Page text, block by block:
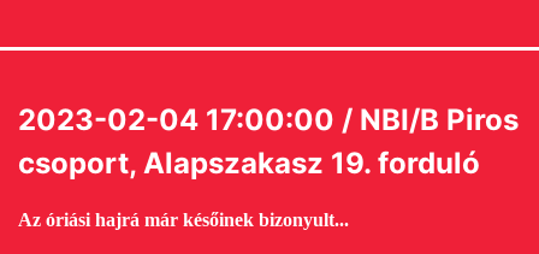
2023-02-04 17:00:00 / NBI/B Piros
csoport, Alapszakasz 19. forduló
Az óriási hajrá már későinek bizonyult...